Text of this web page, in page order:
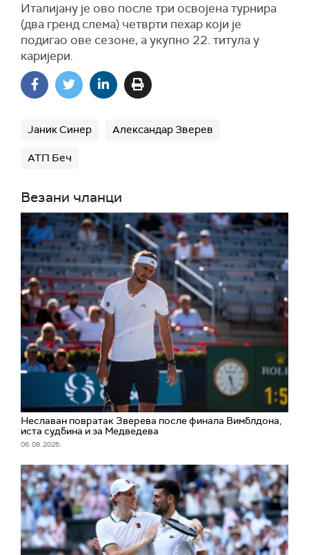
Италијану је ово после три освојена турнира
(два гренд слема) четврти пехар који је
подигао ове сезоне, а укупно 22. титула у
каријери.
Јаник Синер Александар Зверев
АТП Беч
Везани чланци
Неславан повратак Зверева после финала Вимблдона,
иста судбина и за Медведева
06. 08. 2026.